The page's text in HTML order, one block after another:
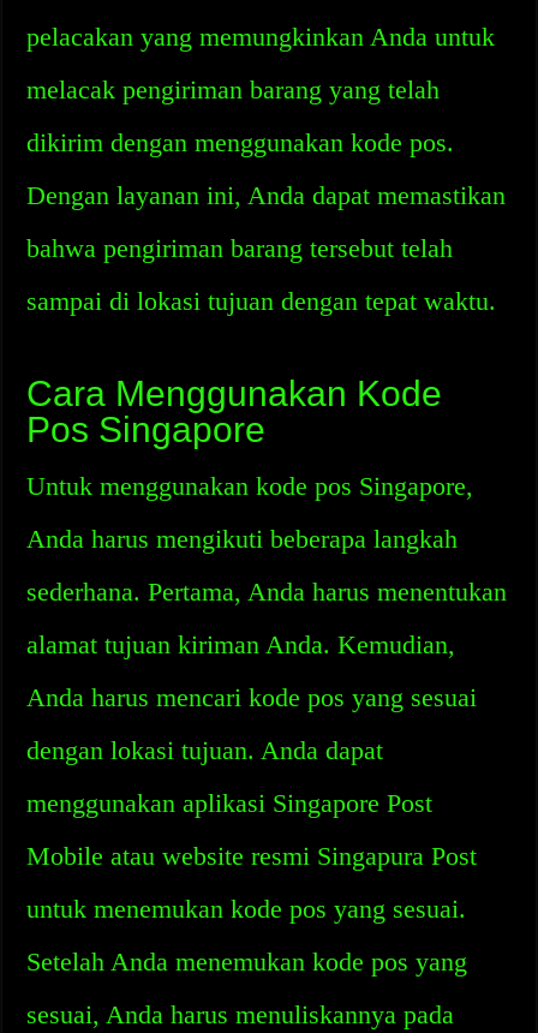
pelacakan yang memungkinkan Anda untuk
melacak pengiriman barang yang telah
dikirim dengan menggunakan kode pos.
Dengan layanan ini, Anda dapat memastikan
bahwa pengiriman barang tersebut telah
sampai di lokasi tujuan dengan tepat waktu.
Cara Menggunakan Kode
Pos Singapore
Untuk menggunakan kode pos Singapore,
Anda harus mengikuti beberapa langkah
sederhana. Pertama, Anda harus menentukan
alamat tujuan kiriman Anda. Kemudian,
Anda harus mencari kode pos yang sesuai
dengan lokasi tujuan. Anda dapat
menggunakan aplikasi Singapore Post
Mobile atau website resmi Singapura Post
untuk menemukan kode pos yang sesuai.
Setelah Anda menemukan kode pos yang
sesuai, Anda harus menuliskannya pada